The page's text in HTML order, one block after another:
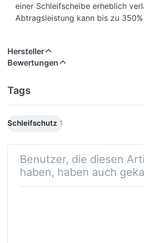
einer Schleifscheibe erheblich
Abtragsleistung kann bis zu
Wirksam bei allen Schleifmitteln
wie z.B.:
• Schleifhülsen, Schwingschleifern,
Alu-Schleif Schutz kann bei allen
Endlosschleifbändern,
Schwingschleifern und
verwendet werden.
Hersteller
Bewertungen
Tags
Schleifschutz 1
Benutzer, die diesen
haben, haben auch